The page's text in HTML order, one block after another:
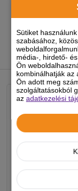
Sütiket
szabásához,
média-, hirdető-
Ön
kombinálhatják az
Ön adott meg
szolgáltatásokból
azadatkezelési
A termékhez